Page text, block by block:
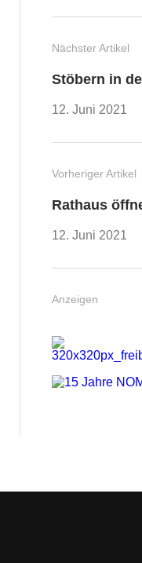
Nächster Artikel
Stöbern in
12. Juni 2021
Vorheriger Artikel
Rathaus
12. Juni 2021
Anzeigen